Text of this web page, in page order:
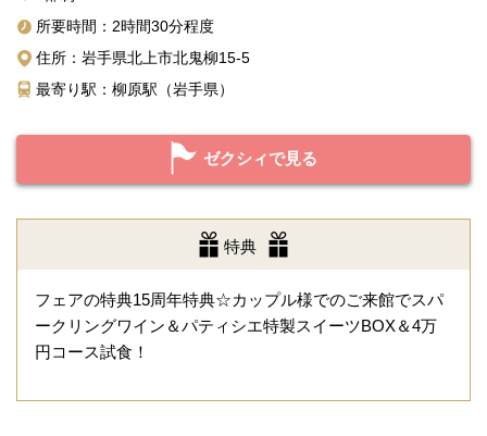
所要時間：2時間30分程度
住所：岩手県北上市北鬼柳15-5
最寄り駅：柳原駅（岩手県）
ゼクシィで見る
特典
フェアの特典15周年特典☆カップル様でのご来館でスパ
ークリングワイン＆パティシエ特製スイーツBOX＆4万
円コース試食！